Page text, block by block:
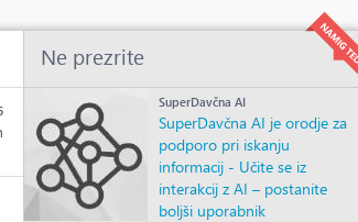
Ne prezrite
SuperDavčna AI
SuperDavčna AI je orodje za
podporo pri iskanju
informacij - Učite se iz
interakcij z AI – postanite
boljši uporabnik